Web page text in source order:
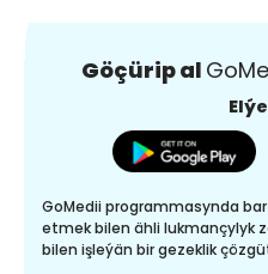
Göçürip al
GoMedii programmasynda
etmek bilen ähli lukmançylyk
bilen işleýän bir gezeklik